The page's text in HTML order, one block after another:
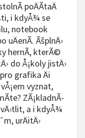
poÄÃ­taÄ
i kdyÅ¾ se
notebook
uÄenÃ­. ÃšplnÄ›
hernÃ­, kterÃ©
do Å¡koly jistÄ›
grafika Äi
vyznat,
ZÃ¡kladnÃ­
a i kdyÅ¾
urÄitÄ›